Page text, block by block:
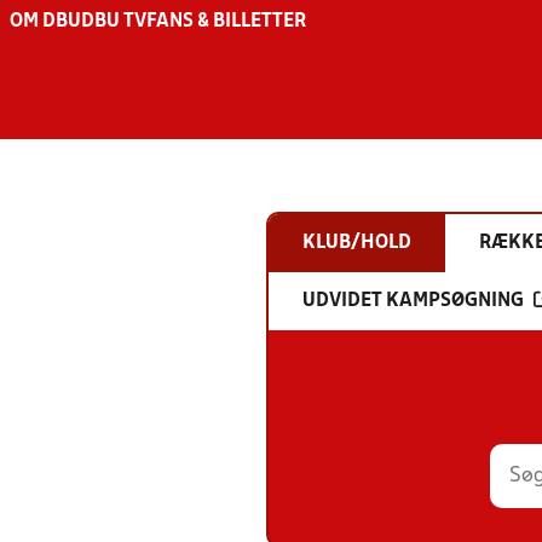
OM DBU DBU TV FANS & BILLETTER
KLUB/HOLD
UDVIDET KAMPSØGNING